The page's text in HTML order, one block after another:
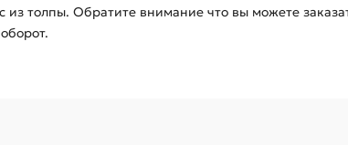
из толпы. Обратите внимание что вы можете